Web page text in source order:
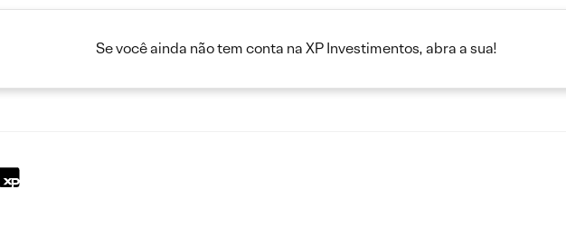
Se você ainda não tem conta na XP Investimentos, abra a sua!